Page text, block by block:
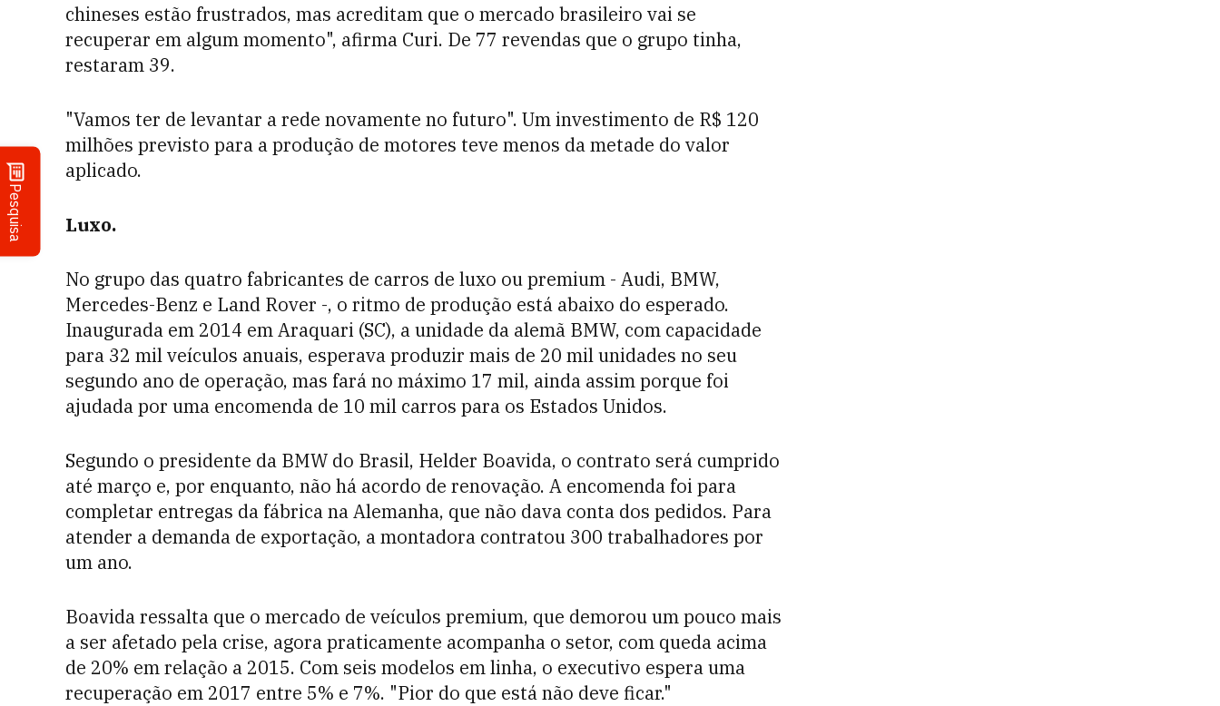
Pesquisa
chineses estão frustrados, mas acreditam que o mercado brasileiro vai se
recuperar em algum momento", afirma Curi. De 77 revendas que o grupo tinha,
restaram 39.
"Vamos ter de levantar a rede novamente no futuro". Um investimento de R$ 120
milhões previsto para a produção de motores teve menos da metade do valor
aplicado.
Luxo.
No grupo das quatro fabricantes de carros de luxo ou premium - Audi, BMW,
Mercedes-Benz e Land Rover -, o ritmo de produção está abaixo do esperado.
Inaugurada em 2014 em Araquari (SC), a unidade da alemã BMW, com capacidade
para 32 mil veículos anuais, esperava produzir mais de 20 mil unidades no seu
segundo ano de operação, mas fará no máximo 17 mil, ainda assim porque foi
ajudada por uma encomenda de 10 mil carros para os Estados Unidos.
Segundo o presidente da BMW do Brasil, Helder Boavida, o contrato será cumprido
até março e, por enquanto, não há acordo de renovação. A encomenda foi para
completar entregas da fábrica na Alemanha, que não dava conta dos pedidos. Para
atender a demanda de exportação, a montadora contratou 300 trabalhadores por
um ano.
Boavida ressalta que o mercado de veículos premium, que demorou um pouco mais
a ser afetado pela crise, agora praticamente acompanha o setor, com queda acima
de 20% em relação a 2015. Com seis modelos em linha, o executivo espera uma
recuperação em 2017 entre 5% e 7%. "Pior do que está não deve ficar."